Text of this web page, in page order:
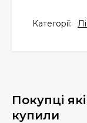
Категорії:
Покупці
купили